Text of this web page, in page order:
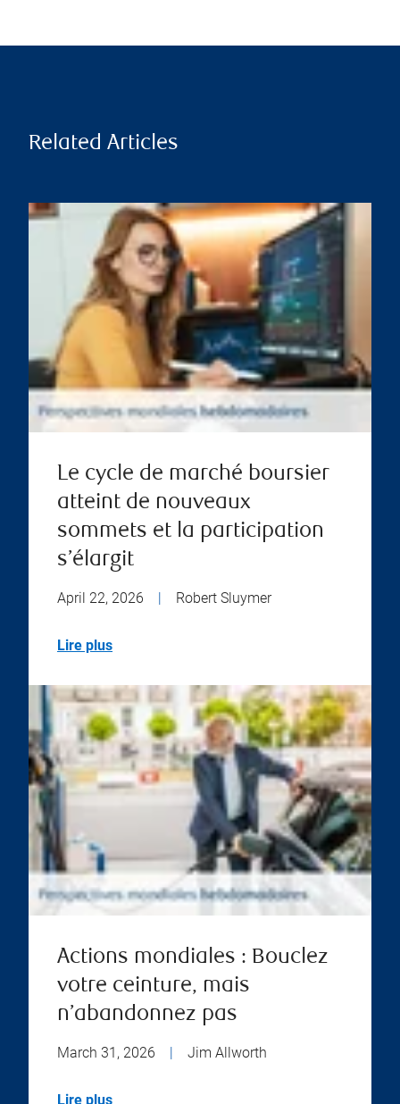
Related Articles
Le cycle de marché boursier
atteint de nouveaux
sommets et la participation
s’élargit
April 22, 2026 Robert Sluymer
Lire plus
Actions mondiales : Bouclez
votre ceinture, mais
n’abandonnez pas
March 31, 2026 | Jim Allworth
Lire plus